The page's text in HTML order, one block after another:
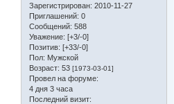
Зарегистрирован: 2010-11-27
Приглашений: 0
Сообщений: 588
Уважение: [+3/-0]
Позитив: [+33/-0]
Пол: Мужской
Возраст: 53 [1973-03-01]
Провел на форуме:
4 дня 3 часа
Последний визит: